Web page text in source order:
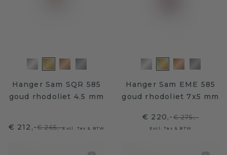
Hanger Sam SQR 585
goud rhodoliet 4.5 mm
€ 212,-€ 265,-Excl. Tax & BTW
Hanger Sam EME 585
goud rhodoliet 7x5 mm
€ 220,-€ 275,-
Excl. Tax & BTW